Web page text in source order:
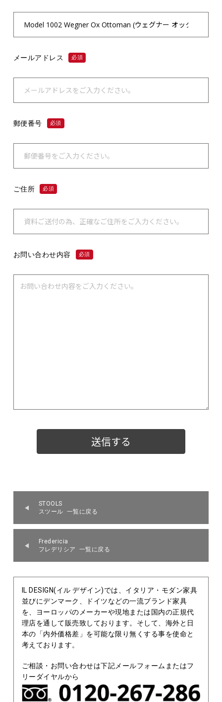
メールアドレス 必須
郵便番号 必須
ご住所 必須
お問い合わせ内容 必須
STOOLS
スツール 一覧に戻る
Fredericia
フレデリシア 一覧に戻る
IL DESIGN(イル デザイン)では、イタリア・モダン家具
並びにデンマーク、ドイツなどの一流ブランド家具
を、ヨーロッパのメーカーや現地または国内の正規代
理店を通して販売致しております。そして、海外と日
本の「内外価格差」を可能な限り無くする事を使命と
考えております。
ご相談・お問い合わせは下記メールフォームまたはフ
リーダイヤルから